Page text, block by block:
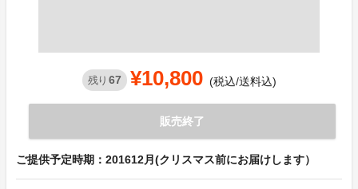
残り 67 ¥10,800 (税込/送料込)
販売終了
ご提供予定時期：201612月(クリスマス前にお届けします）